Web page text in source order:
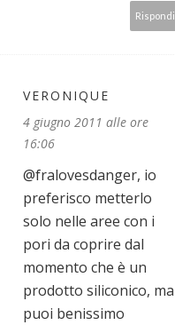
Rispondi
VERONIQUE
4 giugno 2011 alle ore
16:06
@fralovesdanger, io
preferisco metterlo
solo nelle aree con i
pori da coprire dal
momento che è un
prodotto siliconico, ma
puoi benissimo